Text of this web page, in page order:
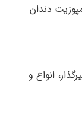
دندان
انواع و